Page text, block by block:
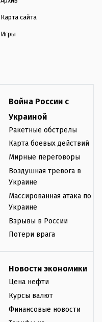
Карта сайта
Игры
Война России с
Украиной
Ракетные обстрелы
Карта боевых действий
Мирные переговоры
Воздушная тревога в
Украине
Массированная атака по
Украине
Взрывы в России
Потери врага
Новости экономики
Цена нефти
Курсы валют
Финансовые новости